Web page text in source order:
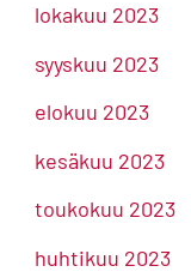
lokakuu 2023
syyskuu 2023
elokuu 2023
kesäkuu 2023
toukokuu 2023
huhtikuu 2023